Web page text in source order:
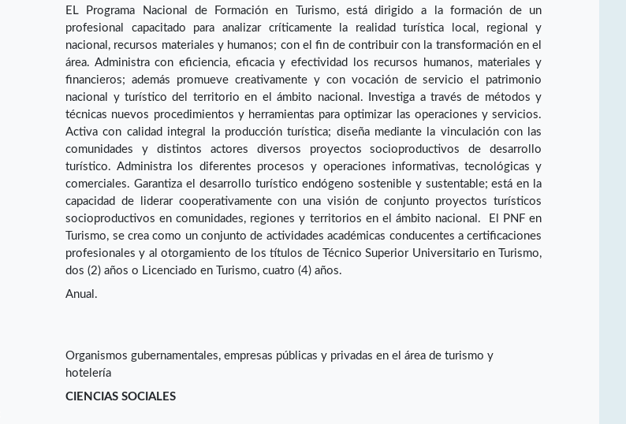
EL Programa Nacional de Formación en Turismo, está dirigido a la formación de un
profesional capacitado para analizar críticamente la realidad turística local, regional y
nacional, recursos materiales y humanos; con el fin de contribuir con la transformación en el
área. Administra con eficiencia, eficacia y efectividad los recursos humanos, materiales y
financieros; además promueve creativamente y con vocación de servicio el patrimonio
nacional y turístico del territorio en el ámbito nacional. Investiga a través de métodos y
técnicas nuevos procedimientos y herramientas para optimizar las operaciones y servicios.
Activa con calidad integral la producción turística; diseña mediante la vinculación con las
comunidades y distintos actores diversos proyectos socioproductivos de desarrollo
turístico. Administra los diferentes procesos y operaciones informativas, tecnológicas y
comerciales. Garantiza el desarrollo turístico endógeno sostenible y sustentable; está en la
capacidad de liderar cooperativamente con una visión de conjunto proyectos turísticos
socioproductivos en comunidades, regiones y territorios en el ámbito nacional. El PNF en
Turismo, se crea como un conjunto de actividades académicas conducentes a certificaciones
profesionales y al otorgamiento de los títulos de Técnico Superior Universitario en Turismo,
dos (2) años o Licenciado en Turismo, cuatro (4) años.
Anual.
Organismos gubernamentales, empresas públicas y privadas en el área de turismo y
hotelería
CIENCIAS SOCIALES